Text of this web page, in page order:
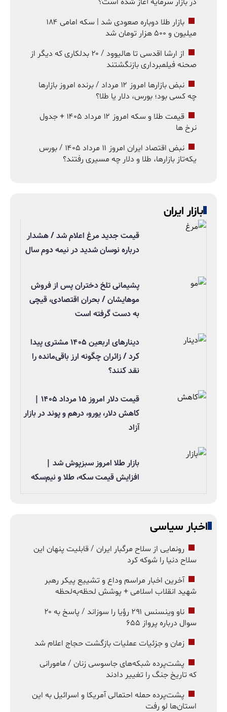
بازار طلا دوباره صعودی شد | سکه امامی ۱۸۴
میلیون و ۵۰۰ هزار تومان شد
از ارشا اقدسی تا هالیوود / ۲۰ بدلکاری که دیگر از
صحنه فیلمبرداری بازنگشتند
نبض بازارها امروز ۱۲ مرداد / برنده امروز بازارها
چه کسی بود؛ بورس، دلار یا طلا؟
قیمت طلا و سکه امروز ۱۲ مرداد ۱۴۰۵ + جدول
نرخ ها
نبض اقتصاد ایران امروز ۱۱ مرداد ۱۴۰۵ / بورس
یکه‌تاز بازارها، طلا و دلار چه مسیری رفتند؟
بازار ایران
قیمت جدید مرغ اعلام شد / هشدار
درباره نوسان شدید در نیمه دوم سال
پشیمانی تلخ دختران پس از فروش
موهایشان / بحران اقتصادی، قیچی
به دست گرفته است
دینارهای اربعین ۱۴۰۵ مشتری پیدا
کرد / زائران چگونه ارز باقی‌مانده را
نقد کنند؟
قیمت دلار امروز ۱۵ مرداد ۱۴۰۵ |
کاهش دلار، یورو، درهم و پوند در بازار
آزاد
بازار طلا امروز سبزپوش شد |
افزایش قیمت سکه، طلا و نیم‌سکه
اخبار سیاسی
رونمایی از سلاح مرگبار ایران / قابلیت پنهان این
سلاح دنیا را شوکه کرد
آخرین اخبار مراسم وداع و تشییع پیکر رهبر
شهید انقلاب اسلامی + پوشش لحظه‌به‌لحظه
ناو وینسنس ۲۹۱ رؤیا را سوزاند / پاسخ به ۲۰
سوال درباره پرواز ۶۵۵
زمان و جزئیات عملیات بازگشت حجاج اعلام شد
پشت‌پرده شبکه‌های جاسوسی زنان / مامورانی
که تاریخ جنگ را تغییر دادند
پشت‌پرده حمله احتمالی آمریکا و اسرائیل به این
استان‌ها لو رفت